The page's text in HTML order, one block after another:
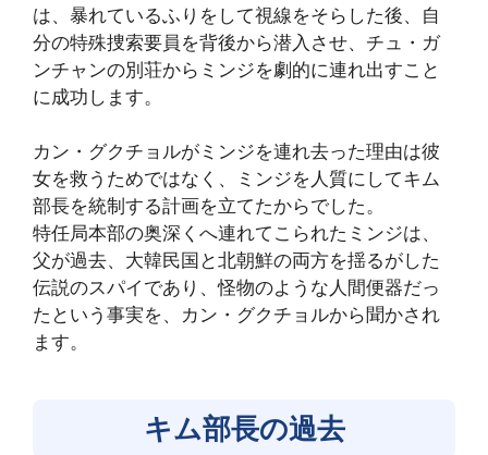
は、暴れているふりをして視線をそらした後、自
分の特殊捜索要員を背後から潜入させ、チュ・ガ
ンチャンの別荘からミンジを劇的に連れ出すこと
に成功します。
カン・グクチョルがミンジを連れ去った理由は彼
女を救うためではなく、ミンジを人質にしてキム
部長を統制する計画を立てたからでした。
特任局本部の奥深くへ連れてこられたミンジは、
父が過去、大韓民国と北朝鮮の両方を揺るがした
伝説のスパイであり、怪物のような人間便器だっ
たという事実を、カン・グクチョルから聞かされ
ます。
キム部長の過去